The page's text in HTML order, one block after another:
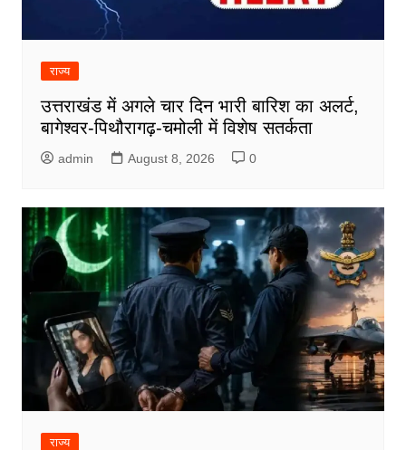
राज्य
उत्तराखंड में अगले चार दिन भारी बारिश का अलर्ट,
बागेश्वर-पिथौरागढ़-चमोली में विशेष सतर्कता
admin August 8, 2026 0
राज्य